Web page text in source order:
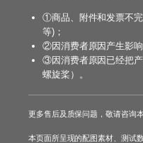
①商品、附件和发票不
等)；
②因消费者原因产生影响
③因消费者原因已经把产
螺旋桨）。
更多售后及质保问题，敬请咨询
本页面所呈现的配图素材、测试